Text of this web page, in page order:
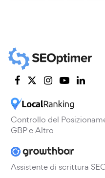
Controllo del
GBP e Altro
Assistente di scrittura